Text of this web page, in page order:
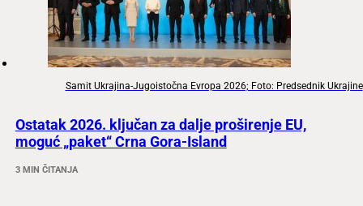
Samit Ukrajina-Jugoistočna Evropa 2026; Foto: Predsednik Ukrajine
Ostatak 2026. ključan za dalje proširenje EU,
moguć „paket“ Crna Gora-Island
3 MIN ČITANJA